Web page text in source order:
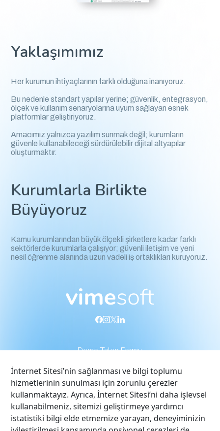
Yaklaşımımız
Her kurumun ihtiyaçlarının farklı olduğuna inanıyoruz.
Bu nedenle standart yapılar yerine; güvenlik, entegrasyon,
ölçek ve kullanım senaryolarına uyum sağlayan esnek
platformlar geliştiriyoruz.
Amacımız yalnızca yazılım sunmak değil; kurumların
güvenle kullanabileceği sürdürülebilir dijital altyapılar
oluşturmaktır.
Kurumlarla Birlikte
Büyüyoruz
Kamu kurumlarından büyük ölçekli şirketlere kadar farklı
sektörlerde kurumlarla çalışıyor; güvenli iletişim ve yeni
nesil öğrenme alanında uzun vadeli iş ortaklıkları kuruyoruz.
Demo Talep Formu
Vimesoft
Biz Kimiz
İnsan Kaynakları
Referanslarımız
Çözümlerimiz
Kurumsal Video
Kurumsal Wiki
Görüntülü İletişim
İnternet Sitesi’nin sağlanması ve bilgi toplumu
hizmetlerinin sunulması için zorunlu çerezler
kullanmaktayız. Ayrıca, İnternet Sitesi’ni daha işlevsel
kullanabilmeniz, sitemizi geliştirmeye yardımcı
istatistiki bilgi elde etmemize yarayan, deneyiminizin